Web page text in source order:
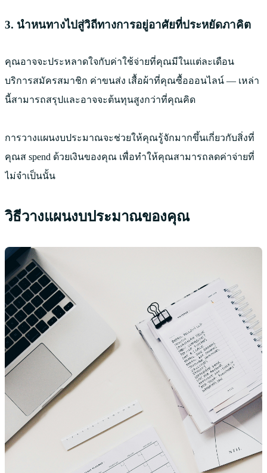
3. นำหนทางไปสู่วิถีทางการอยู่อาศัยที่ประหยัดภาคิต
คุณอาจจะประหลาดใจกับค่าใช้จ่ายที่คุณมีในแต่ละเดือน
บริการสมัครสมาชิก ค่าขนส่ง เสื้อผ้าที่คุณซื้อออนไลน์ — เหล่า
นี้สามารถสรุปและอาจจะต้นทุนสูงกว่าที่คุณคิด
การวางแผนงบประมาณจะช่วยให้คุณรู้จักมากขึ้นเกี่ยวกับสิ่งที่
คุณส spend ด้วยเงินของคุณ เพื่อทำให้คุณสามารถลดค่าจ่ายที่
ไม่จำเป็นนั้น
วิธีวางแผนงบประมาณของคุณ